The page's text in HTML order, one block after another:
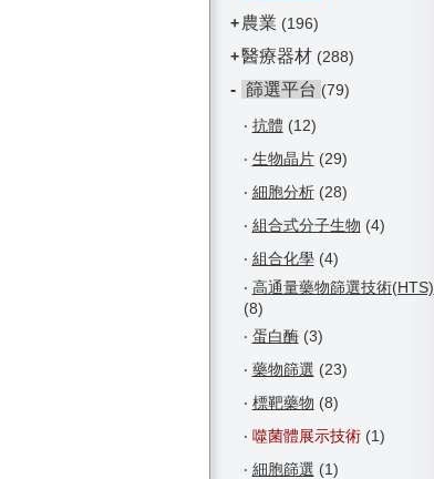
+ 農業 (196)
+醫療器材 (288)
- 篩選平台 (79)
‧ 抗體 (12)
‧ 生物晶片(29)
‧ 細胞分析(28)
‧ 組合式分子生物 (4)
‧ 組合化學(4)
‧ 高通量藥物篩選技術(HTS)
(8)
‧ 蛋白酶(3)
‧ 藥物篩選 (23)
‧ 標靶藥物 (8)
‧ 噬菌體展示技術(1)
‧ 細胞篩選 (1)